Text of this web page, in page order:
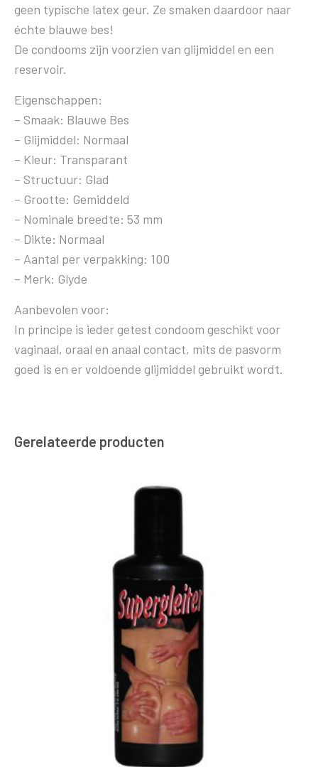
geen typische latex geur. Ze smaken daardoor naar
échte blauwe bes!
De condooms zijn voorzien van glijmiddel en een
reservoir.
Eigenschappen:
– Smaak: Blauwe Bes
– Glijmiddel: Normaal
– Kleur: Transparant
– Structuur: Glad
– Grootte: Gemiddeld
– Nominale breedte: 53 mm
– Dikte: Normaal
– Aantal per verpakking: 100
– Merk: Glyde
Aanbevolen voor:
In principe is ieder getest condoom geschikt voor
vaginaal, oraal en anaal contact, mits de pasvorm
goed is en er voldoende glijmiddel gebruikt wordt.
Gerelateerde producten